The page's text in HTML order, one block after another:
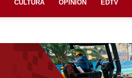
CULTURA OPINIÓN EDTV